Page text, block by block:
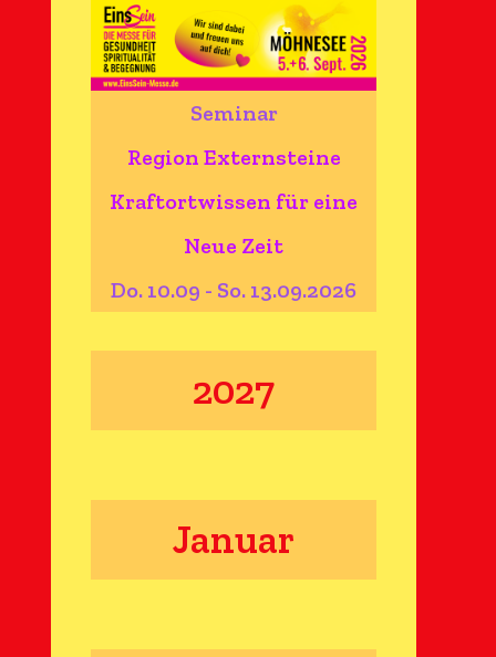
Seminar
Region Externsteine
Kraftortwissen für eine
Neue Zeit
Do. 10.09 - So. 13.09.2026
2027
Januar